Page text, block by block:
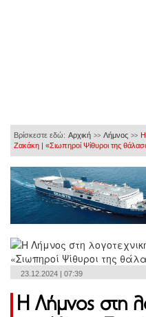
Βρίσκεστε εδώ: Αρχική >> Λήμνος >>
Ζακάκη | «Σιωπηροί Ψίθυροι της
23.12.2024 | 07:39
Η Λήμνος στη